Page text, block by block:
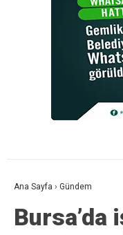
Ana Sayfa › Gündem
Bursa’da